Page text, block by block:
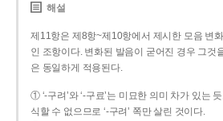
해설
제11항은 제8항~제10항에서 제시한 모음 변
인 조항이다. 변화된 발음이 굳어진 경우 그것
은 동일하게 적용된다.
① ‘-구려’와 ‘-구료’는 미묘한 의미 차가 있는
식할 수 없으므로 ‘-구려’ 쪽만 살린 것이다.